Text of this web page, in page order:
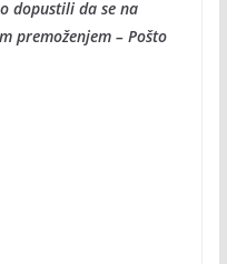
dopustili da se na
premoženjem – Pošto